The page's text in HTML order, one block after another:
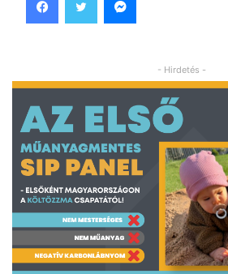
- Hirdetés -